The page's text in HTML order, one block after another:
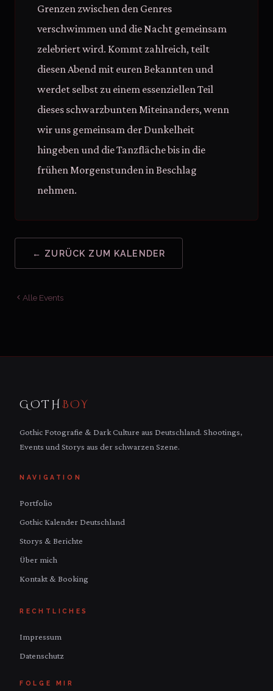
Grenzen zwischen den Genres
verschwimmen und die Nacht gemeinsam
zelebriert wird. Kommt zahlreich, teilt
diesen Abend mit euren Bekannten und
werdet selbst zu einem essenziellen Teil
dieses schwarzbunten Miteinanders, wenn
wir uns gemeinsam der Dunkelheit
hingeben und die Tanzfläche bis in die
frühen Morgenstunden in Beschlag
nehmen.
← ZURÜCK ZUM KALENDER
Alle Events
GOTH BOY
Gothic Fotografie & Dark Culture aus Deutschland. Shootings,
Events und Storys aus der schwarzen Szene.
NAVIGATION
Portfolio
Gothic Kalender Deutschland
Storys & Berichte
Über mich
Kontakt & Booking
RECHTLICHES
Impressum
Datenschutz
FOLGE MIR